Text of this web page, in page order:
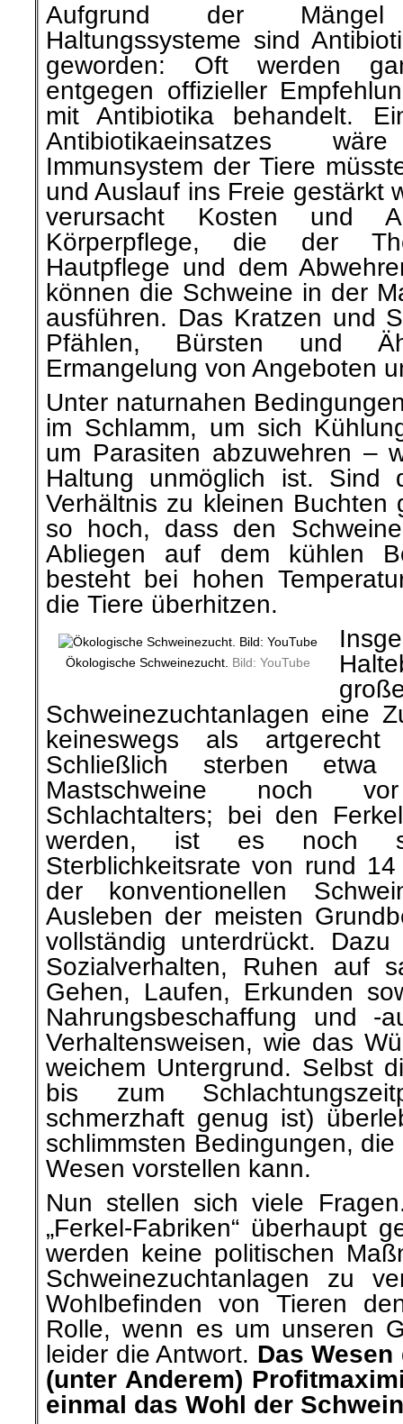
Aufgrund der
Haltungssysteme sind
geworden: Oft werden
entgegen offizieller
mit Antibiotika behandelt.
Antibiotikaeinsatzes
Immunsystem der Tiere
und Auslauf ins Freie gestärkt
verursacht Kosten und
Körperpflege, die der
Hautpflege und dem
können die Schweine in der
ausführen. Das Kratzen und
Pfählen, Bürsten und
Ermangelung von Angeboten
Unter naturnahen
im Schlamm, um sich
um Parasiten abzuwehren –
Haltung unmöglich ist. Sind
Verhältnis zu kleinen Buchten
so hoch, dass den
Abliegen auf dem kühlen
besteht bei hohen
die Tiere überhitzen.
Ökologische Schweinezucht. Bild: YouTube
Schweinezuchtanlagen eine
keineswegs als artgerecht
Schließlich sterben
Mastschweine noch
Schlachtalters; bei den
werden, ist es noch
Sterblichkeitsrate von rund
der konventionellen
Ausleben der meisten
vollständig unterdrückt.
Sozialverhalten, Ruhen auf
Gehen, Laufen, Erkunden
Nahrungsbeschaffung und -
Verhaltensweisen, wie das
weichem Untergrund. Selbst
bis zum
schmerzhaft genug ist)
schlimmsten Bedingungen,
Wesen vorstellen kann.
Nun stellen sich viele
„Ferkel-Fabriken“ überhaupt
werden keine politischen
Schweinezuchtanlagen zu
Wohlbefinden von Tieren
Rolle, wenn es um unseren
leider die Antwort. Das
(unter Anderem)
einmal das Wohl der